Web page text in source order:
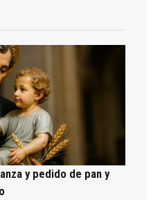
y pedido de pan y